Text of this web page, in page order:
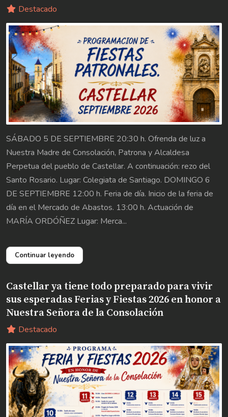
Destacado
SÁBADO 5 DE SEPTIEMBRE 20:30 h. Ofrenda de luz a
Nuestra Madre de Consolación, Patrona y Alcaldesa
Perpetua del pueblo de Castellar. A continuación: rezo del
Santo Rosario. Lugar: Colegiata de Santiago. DOMINGO 6
DE SEPTIEMBRE 12:00 h. Feria de día. Inicio de la feria de
día en el Mercado de Abastos. 13:00 h. Actuación de
MARÍA ORDÓÑEZ Lugar: Merca...
Continuar leyendo
Castellar ya tiene todo preparado para vivir
sus esperadas Ferias y Fiestas 2026 en honor a
Nuestra Señora de la Consolación
Destacado